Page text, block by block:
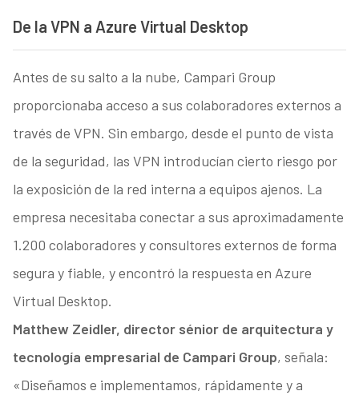
De la VPN a Azure Virtual Desktop
Antes de su salto a la nube, Campari Group
proporcionaba acceso a sus colaboradores externos a
través de VPN. Sin embargo, desde el punto de vista
de la seguridad, las VPN introducían cierto riesgo por
la exposición de la red interna a equipos ajenos. La
empresa necesitaba conectar a sus aproximadamente
1.200 colaboradores y consultores externos de forma
segura y fiable, y encontró la respuesta en Azure
Virtual Desktop.
Matthew Zeidler, director sénior de arquitectura y
tecnología empresarial de Campari Group, señala:
«Diseñamos e implementamos, rápidamente y a